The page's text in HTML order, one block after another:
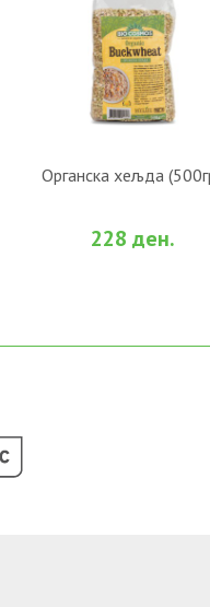
Органска хељда
228 ден.